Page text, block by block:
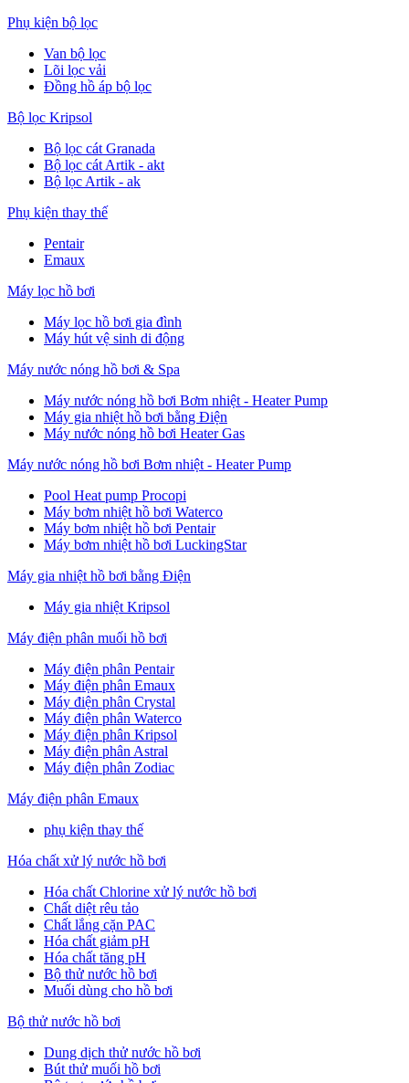
Phụ kiện bộ lọc
Van bộ lọc
Lõi lọc vải
Đồng hồ áp bộ lọc
Bộ lọc Kripsol
Bộ lọc cát Granada
Bộ lọc cát Artik - akt
Bộ lọc Artik - ak
Phụ kiện thay thế
Pentair
Emaux
Máy lọc hồ bơi
Máy lọc hồ bơi gia đình
Máy hút vệ sinh di động
Máy nước nóng hồ bơi & Spa
Máy nước nóng hồ bơi Bơm nhiệt - Heater Pump
Máy gia nhiệt hồ bơi bằng Điện
Máy nước nóng hồ bơi Heater Gas
Máy nước nóng hồ bơi Bơm nhiệt - Heater Pump
Pool Heat pump Procopi
Máy bơm nhiệt hồ bơi Waterco
Máy bơm nhiệt hồ bơi Pentair
Máy bơm nhiệt hồ bơi LuckingStar
Máy gia nhiệt hồ bơi bằng Điện
Máy gia nhiệt Kripsol
Máy điện phân muối hồ bơi
Máy điện phân Pentair
Máy điện phân Emaux
Máy điện phân Crystal
Máy điện phân Waterco
Máy điện phân Kripsol
Máy điện phân Astral
Máy điện phân Zodiac
Máy điện phân Emaux
phụ kiện thay thế
Hóa chất xử lý nước hồ bơi
Hóa chất Chlorine xử lý nước hồ bơi
Chất diệt rêu tảo
Chất lắng cặn PAC
Hóa chất giảm pH
Hóa chất tăng pH
Bộ thử nước hồ bơi
Muối dùng cho hồ bơi
Bộ thử nước hồ bơi
Dung dịch thử nước hồ bơi
Bút thử muối hồ bơi